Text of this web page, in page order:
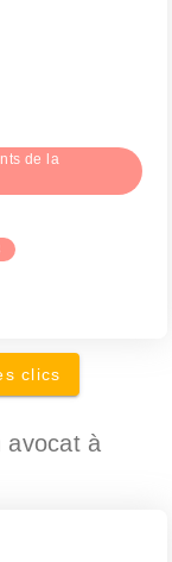
de la
clics
avocat à